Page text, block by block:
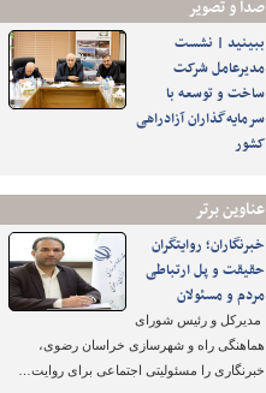
صدا و تصوير
ببینید | نشست
مدیرعامل شرکت
ساخت و توسعه با
سرمایه‌گذاران آزادراهی
کشور
عناوین برتر
خبرنگاران؛ روایتگران
حقیقت و پل ارتباطی
مردم و مسئولان
مدیرکل و رئیس شورای
هماهنگی راه و شهرسازی خراسان رضوی،
خبرنگاری را مسئولیتی اجتماعی برای روایت…